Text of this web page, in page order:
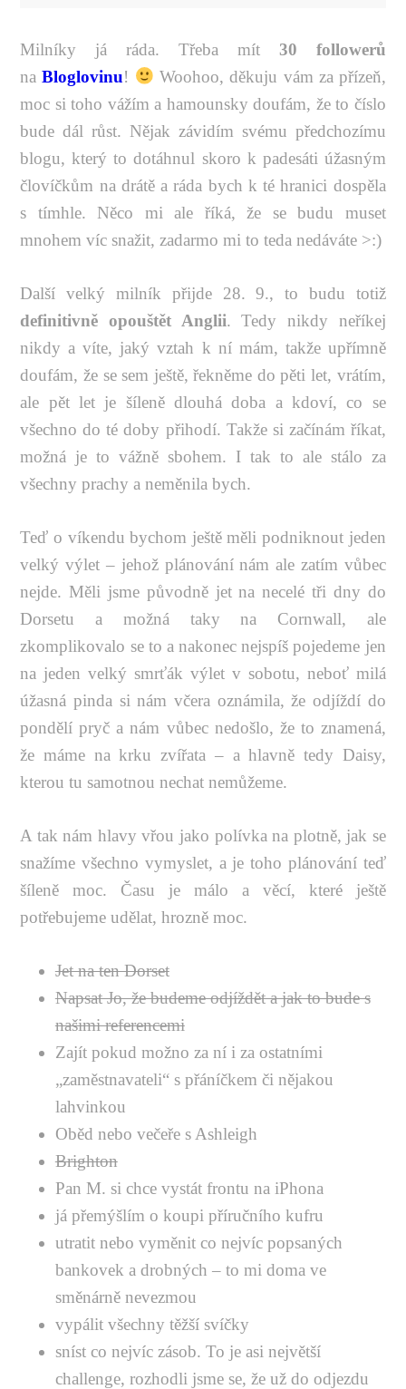
Milníky já ráda. Třeba mít 30 followerů
naBloglovinu!
Woohoo, děkuju vám za přízeň,
moc si toho vážím a hamounsky doufám, že to číslo
bude dál růst. Nějak závidím svému předchozímu
blogu, který to dotáhnul skoro k padesáti úžasným
človíčkům na drátě a ráda bych k té hranici dospěla
s tímhle. Něco mi ale říká, že se budu muset
mnohem víc snažit, zadarmo mi to teda nedáváte >:)
Další velký milník přijde 28. 9., to budu totiž
definitivně opouštět Anglii. Tedy nikdy neříkej
nikdy a víte, jaký vztah k ní mám, takže upřímně
doufám, že se sem ještě, řekněme do pěti let, vrátím,
ale pět let je šíleně dlouhá doba a kdoví, co se
všechno do té doby přihodí. Takže si začínám říkat,
možná je to vážně sbohem. I tak to ale stálo za
všechny prachy a neměnila bych.
Teď o víkendu bychom ještě měli podniknout jeden
velký výlet – jehož plánování nám ale zatím vůbec
nejde. Měli jsme původně jet na necelé tři dny do
Dorsetu a možná taky na Cornwall, ale
zkomplikovalo se to a nakonec nejspíš pojedeme jen
na jeden velký smrťák výlet v sobotu, neboť milá
úžasná pinda si nám včera oznámila, že odjíždí do
pondělí pryč a nám vůbec nedošlo, že to znamená,
že máme na krku zvířata – a hlavně tedy Daisy,
kterou tu samotnou nechat nemůžeme.
A tak nám hlavy vřou jako polívka na plotně, jak se
snažíme všechno vymyslet, a je toho plánování teď
šíleně moc. Času je málo a věcí, které ještě
potřebujeme udělat, hrozně moc.
Jet na ten Dorset
Napsat Jo, že budeme odjíždět a jak to bude s
našimi referencemi
Zajít pokud možno za ní i za ostatními
„zaměstnavateli“ s přáníčkem či nějakou
lahvinkou
Oběd nebo večeře s Ashleigh
Brighton
Pan M. si chce vystát frontu na iPhona
já přemýšlím o koupi příručního kufru
utratit nebo vyměnit co nejvíc popsaných
bankovek a drobných – to mi doma ve
směnárně nevezmou
vypálit všechny těžší svíčky
sníst co nejvíc zásob. To je asi největší
challenge, rozhodli jsme se, že už do odjezdu